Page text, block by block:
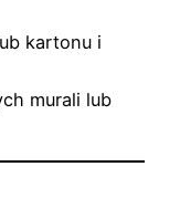
kartonu i
murali lub